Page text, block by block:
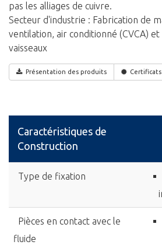
pas les alliages de cuivre.
Secteur d'industrie : Fabrication de
ventilation, air conditionné (CVCA)
vaisseaux
Présentation des produits
Caractéristiques de
Construction
Type de fixation
Pièces en contact avec le
fluide